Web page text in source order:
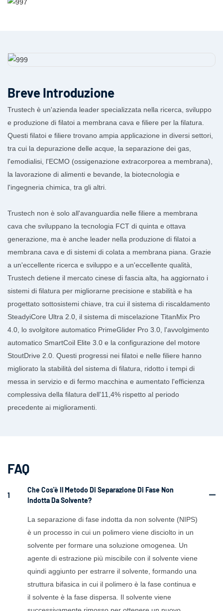
Breve Introduzione
Trustech è un'azienda leader specializzata nella ricerca, sviluppo
e produzione di filatoi a membrana cava e filiere per la filatura.
Questi filatoi e filiere trovano ampia applicazione in diversi settori,
tra cui la depurazione delle acque, la separazione dei gas,
l'emodialisi, l'ECMO (ossigenazione extracorporea a membrana),
la lavorazione di alimenti e bevande, la biotecnologia e
l'ingegneria chimica, tra gli altri.
Trustech non è solo all'avanguardia nelle filiere a membrana
cava che sviluppano la tecnologia FCT di quinta e ottava
generazione, ma è anche leader nella produzione di filatoi a
membrana cava e di sistemi di colata a membrana piana. Grazie
a un'eccellente ricerca e sviluppo e a un'eccellente qualità,
Trustech detiene il mercato cinese di fascia alta, ha aggiornato i
sistemi di filatura per migliorarne precisione e stabilità e ha
progettato sottosistemi chiave, tra cui il sistema di riscaldamento
SteadyiCore Ultra 2.0, il sistema di miscelazione TitanMix Pro
4.0, lo svolgitore automatico PrimeGlider Pro 3.0, l'avvolgimento
automatico SmartCoil Elite 3.0 e la configurazione del motore
StoutDrive 2.0. Questi progressi nei filatoi e nelle filiere hanno
migliorato la stabilità del sistema di filatura, ridotto i tempi di
messa in servizio e di fermo macchina e aumentato l'efficienza
complessiva della filatura dell'11,4% rispetto al periodo
precedente ai miglioramenti.
FAQ
1
Che Cos'è Il Metodo Di Separazione Di Fase Non
Indotta Da Solvente?
La separazione di fase indotta da non solvente (NIPS)
è un processo in cui un polimero viene disciolto in un
solvente per formare una soluzione omogenea. Un
agente di estrazione più miscibile con il solvente viene
quindi aggiunto per estrarre il solvente, formando una
struttura bifasica in cui il polimero è la fase continua e
il solvente è la fase dispersa. Il solvente viene